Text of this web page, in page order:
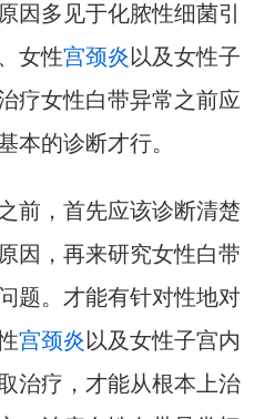
因多见于化脓性细菌引
女性宫颈炎 以及女性子
疗女性白带异常之前应
本的诊断才行。
前，首先应该诊断清楚
因，再来研究女性白带
题。才能有针对性地对
宫颈炎以及女性子宫内
治疗，才能从根本上治